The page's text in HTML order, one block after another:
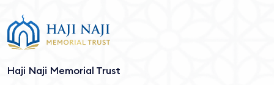
Haji Naji Memorial Trust